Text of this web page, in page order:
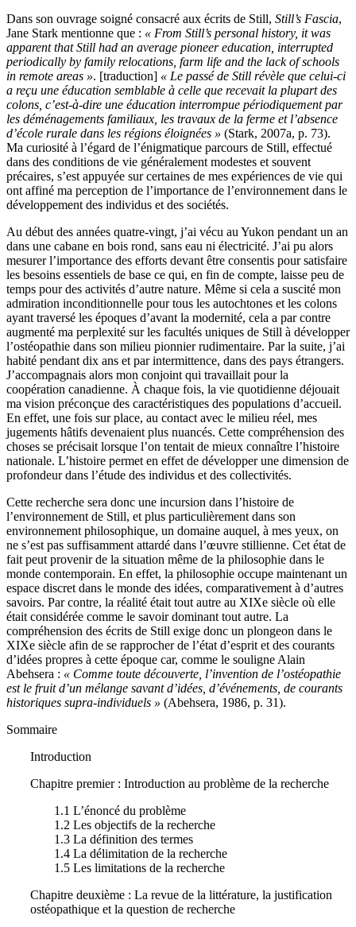
Dans son ouvrage soigné consacré aux écrits de Still, Still’s Fascia,
Jane Stark mentionne que : « From Still’s personal history, it was
apparent that Still had an average pioneer education, interrupted
periodically by family relocations, farm life and the lack of schools
in remote areas ». [traduction] « Le passé de Still révèle que celui-ci
a reçu une éducation semblable à celle que recevait la plupart des
colons, c’est-à-dire une éducation interrompue périodiquement par
les déménagements familiaux, les travaux de la ferme et l’absence
d’école rurale dans les régions éloignées » (Stark, 2007a, p. 73).
Ma curiosité à l’égard de l’énigmatique parcours de Still, effectué
dans des conditions de vie généralement modestes et souvent
précaires, s’est appuyée sur certaines de mes expériences de vie qui
ont affiné ma perception de l’importance de l’environnement dans le
développement des individus et des sociétés.
Au début des années quatre-vingt, j’ai vécu au Yukon pendant un an
dans une cabane en bois rond, sans eau ni électricité. J’ai pu alors
mesurer l’importance des efforts devant être consentis pour satisfaire
les besoins essentiels de base ce qui, en fin de compte, laisse peu de
temps pour des activités d’autre nature. Même si cela a suscité mon
admiration inconditionnelle pour tous les autochtones et les colons
ayant traversé les époques d’avant la modernité, cela a par contre
augmenté ma perplexité sur les facultés uniques de Still à développer
l’ostéopathie dans son milieu pionnier rudimentaire. Par la suite, j’ai
habité pendant dix ans et par intermittence, dans des pays étrangers.
J’accompagnais alors mon conjoint qui travaillait pour la
coopération canadienne. À chaque fois, la vie quotidienne déjouait
ma vision préconçue des caractéristiques des populations d’accueil.
En effet, une fois sur place, au contact avec le milieu réel, mes
jugements hâtifs devenaient plus nuancés. Cette compréhension des
choses se précisait lorsque l’on tentait de mieux connaître l’histoire
nationale. L’histoire permet en effet de développer une dimension de
profondeur dans l’étude des individus et des collectivités.
Cette recherche sera donc une incursion dans l’histoire de
l’environnement de Still, et plus particulièrement dans son
environnement philosophique, un domaine auquel, à mes yeux, on
ne s’est pas suffisamment attardé dans l’œuvre stillienne. Cet état de
fait peut provenir de la situation même de la philosophie dans le
monde contemporain. En effet, la philosophie occupe maintenant un
espace discret dans le monde des idées, comparativement à d’autres
savoirs. Par contre, la réalité était tout autre au XIXe siècle où elle
était considérée comme le savoir dominant tout autre. La
compréhension des écrits de Still exige donc un plongeon dans le
XIXe siècle afin de se rapprocher de l’état d’esprit et des courants
d’idées propres à cette époque car, comme le souligne Alain
Abehsera : « Comme toute découverte, l’invention de l’ostéopathie
est le fruit d’un mélange savant d’idées, d’événements, de courants
historiques supra-individuels » (Abehsera, 1986, p. 31).
Sommaire
Introduction
Chapitre premier : Introduction au problème de la recherche
1.1 L’énoncé du problème
1.2 Les objectifs de la recherche
1.3 La définition des termes
1.4 La délimitation de la recherche
1.5 Les limitations de la recherche
Chapitre deuxième : La revue de la littérature, la justification
ostéopathique et la question de recherche